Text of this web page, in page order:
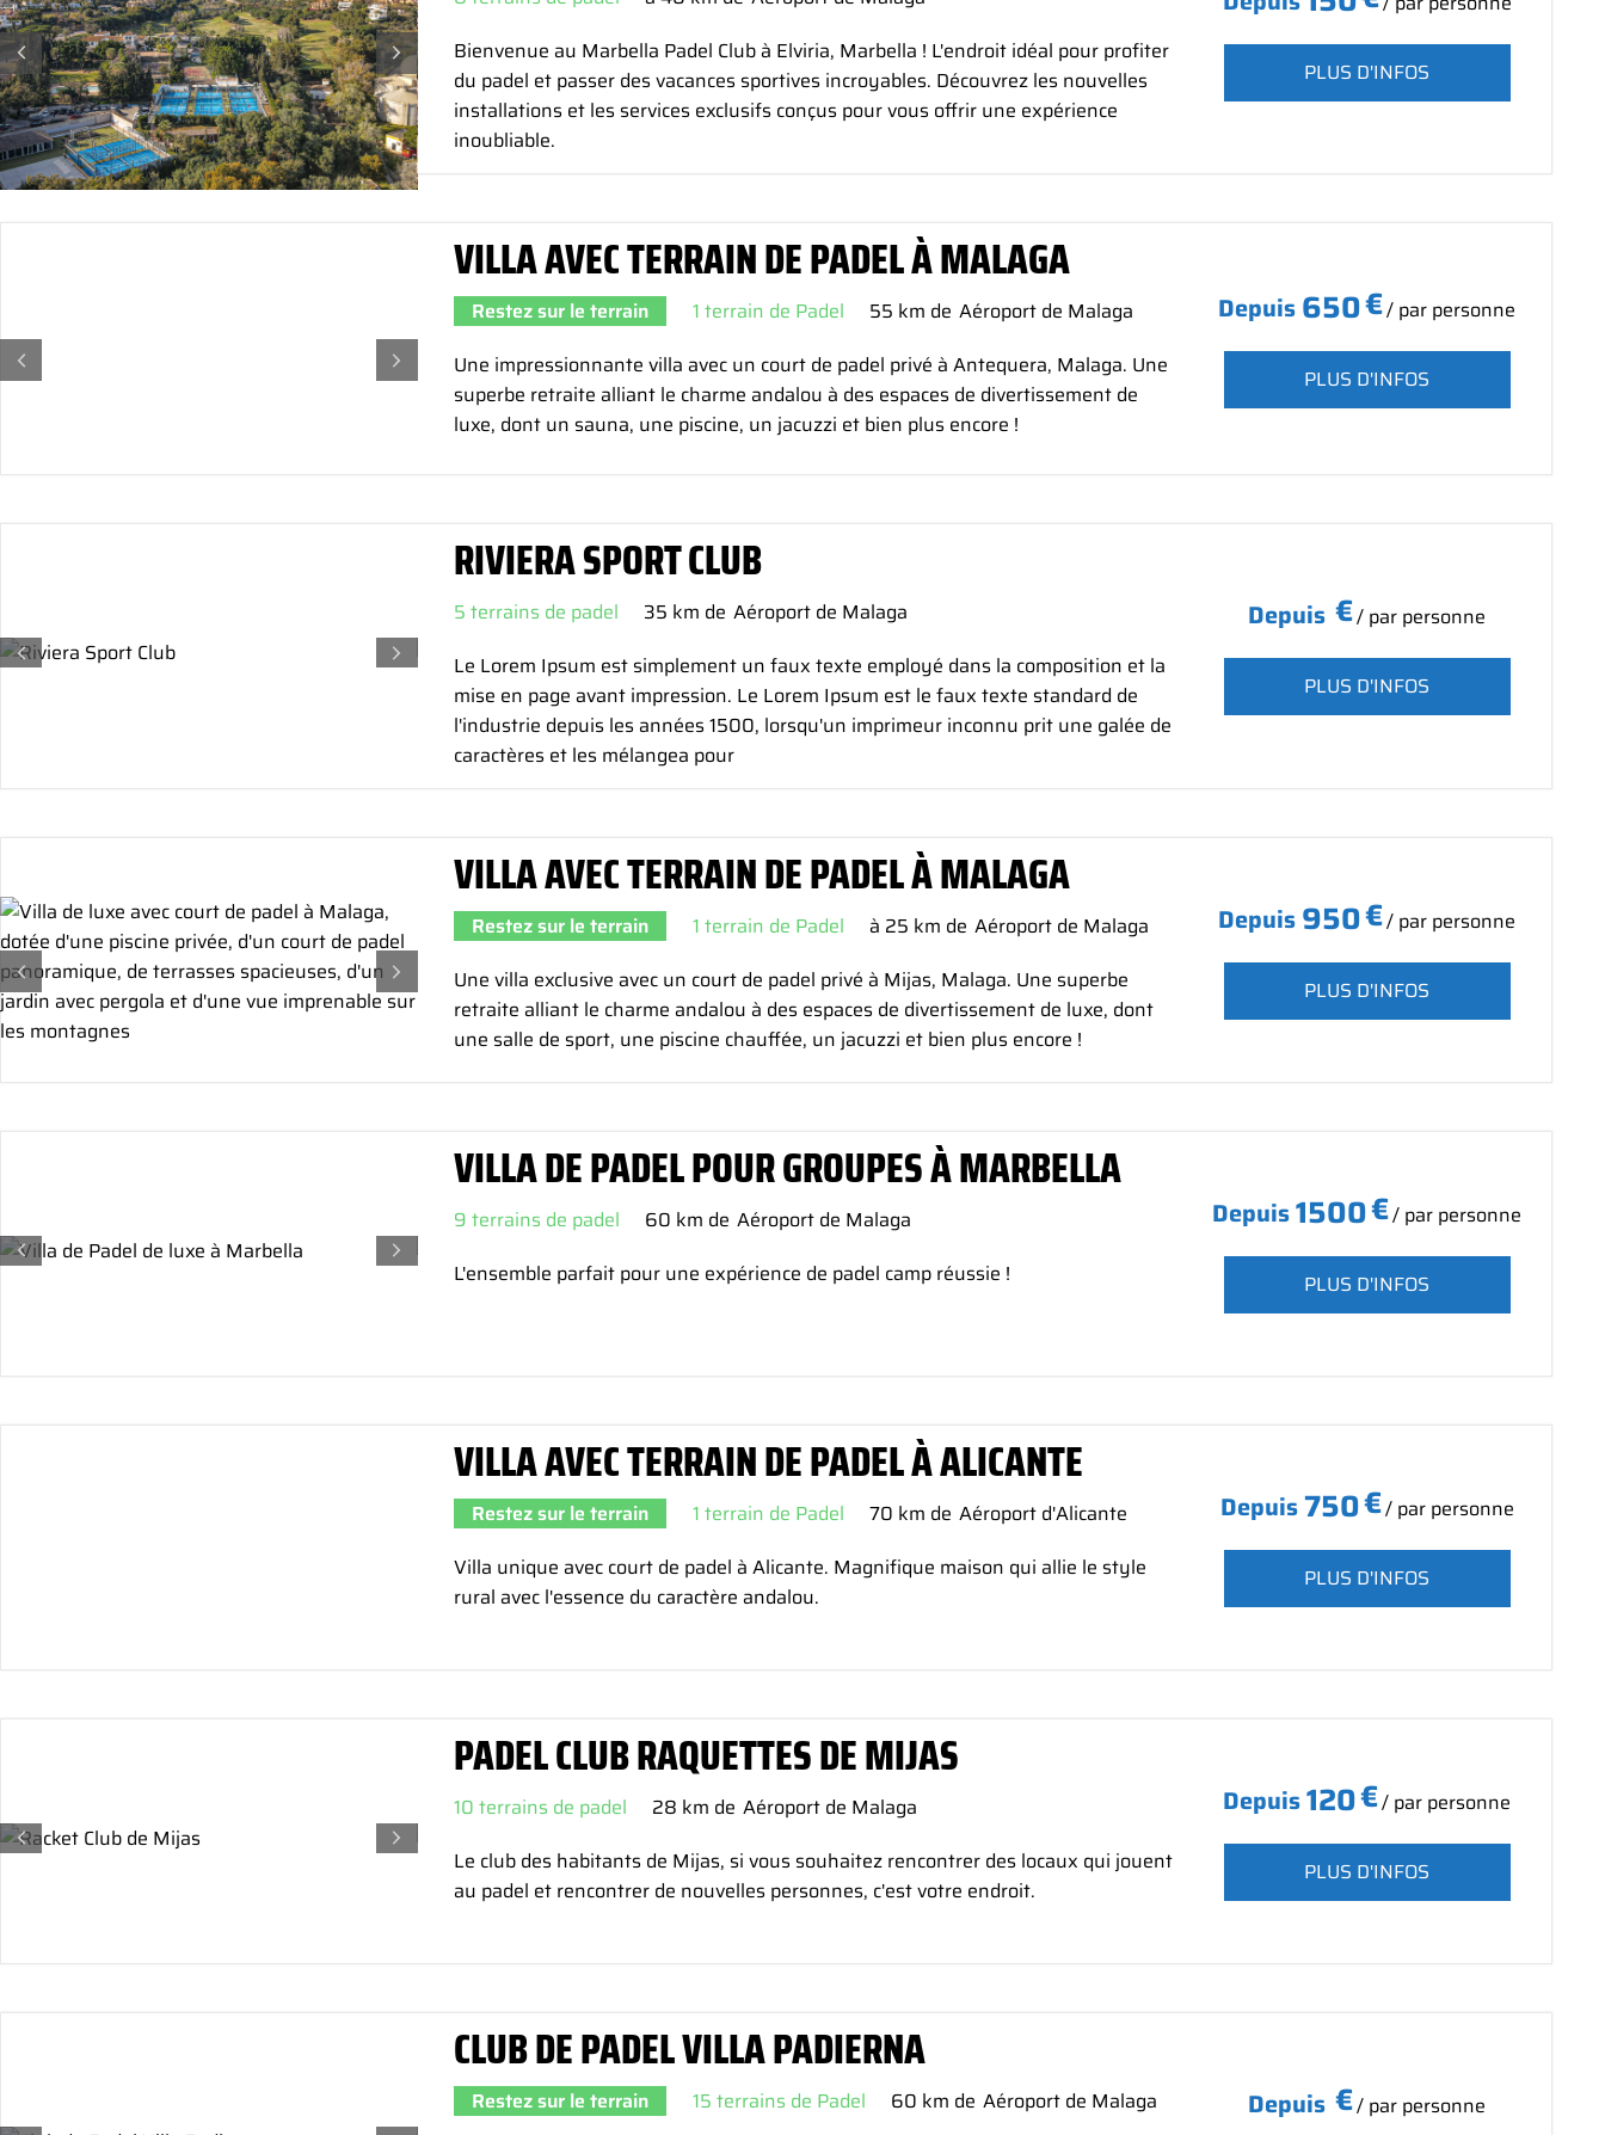
Bienvenue au Marbella Padel Club à Elviria, Marbella ! L'endroit idéal pour profiter
du padel et passer des vacances sportives incroyables. Découvrez les nouvelles
installations et les services exclusifs conçus pour vous offrir une expérience
inoubliable.
PLUS D'INFOS
VILLA AVEC TERRAIN DE PADEL À MALAGA
Restez sur le terrain 1 terrain de Padel 55 km de Aéroport de Malaga
Une impressionnante villa avec un court de padel privé à Antequera, Malaga. Une
superbe retraite alliant le charme andalou à des espaces de divertissement de
luxe, dont un sauna, une piscine, un jacuzzi et bien plus encore !
Depuis650€/ par personne
PLUS D'INFOS
RIVIERA SPORT CLUB
5 terrains de padel 35 km de Aéroport de Malaga
Le Lorem Ipsum est simplement un faux texte employé dans la composition et la
mise en page avant impression. Le Lorem Ipsum est le faux texte standard de
l'industrie depuis les années 1500, lorsqu'un imprimeur inconnu prit une galée de
caractères et les mélangea pour
Depuis €/ par personne
PLUS D'INFOS
VILLA AVEC TERRAIN DE PADEL À MALAGA
Restez sur le terrain 1 terrain de Padel à 25 km de Aéroport de Malaga
Une villa exclusive avec un court de padel privé à Mijas, Malaga. Une superbe
retraite alliant le charme andalou à des espaces de divertissement de luxe, dont
une salle de sport, une piscine chauffée, un jacuzzi et bien plus encore !
Depuis950€/ par personne
PLUS D'INFOS
VILLA DE PADEL POUR GROUPES À MARBELLA
9 terrains de padel 60 km de Aéroport de Malaga
L'ensemble parfait pour une expérience de padel camp réussie !
Depuis1500€/ par personne
PLUS D'INFOS
VILLA AVEC TERRAIN DE PADEL À ALICANTE
Restez sur le terrain 1 terrain de Padel 70 km de Aéroport d'Alicante
Villa unique avec court de padel à Alicante. Magnifique maison qui allie le style
rural avec l'essence du caractère andalou.
Depuis750€/ par personne
PLUS D'INFOS
PADEL CLUB RAQUETTES DE MIJAS
10 terrains de padel 28 km de Aéroport de Malaga
Le club des habitants de Mijas, si vous souhaitez rencontrer des locaux qui jouent
au padel et rencontrer de nouvelles personnes, c'est votre endroit.
Depuis120€/ par personne
PLUS D'INFOS
CLUB DE PADEL VILLA PADIERNA
Restez sur le terrain 15 terrains de Padel 60 km de Aéroport de Malaga
Depuis €/ par personne